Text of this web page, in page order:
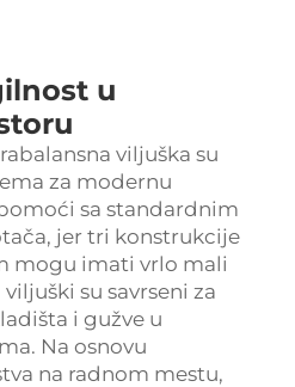
u
viljuška su
za modernu
sa standardnim
jer tri konstrukcije
mogu imati vrlo mali
su savrseni za
i gužve u
Na osnovu
na radnom mestu,